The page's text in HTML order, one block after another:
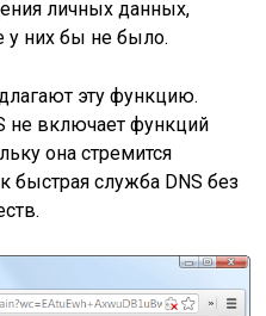
личных данных,
у них бы не было.
эту функцию.
не включает функций
она стремится
быстрая служба DNS без